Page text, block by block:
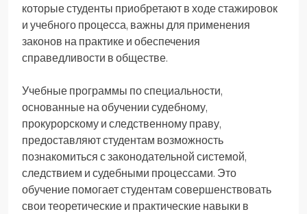
которые студенты приобретают в ходе стажировок
и учебного процесса, важны для применения
законов на практике и обеспечения
справедливости в обществе.
Учебные программы по специальности,
основанные на обучении судебному,
прокурорскому и следственному праву,
предоставляют студентам возможность
познакомиться с законодательной системой,
следствием и судебными процессами. Это
обучение помогает студентам совершенствовать
свои теоретические и практические навыки в